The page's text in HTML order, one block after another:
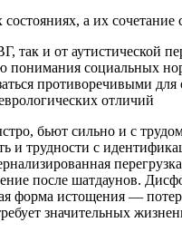
а их
так и от аутистической
понимания социальных
противоречивыми
отличий
бьют сильно и с
и трудности с
после шатдаунов.
истощения —
значительных